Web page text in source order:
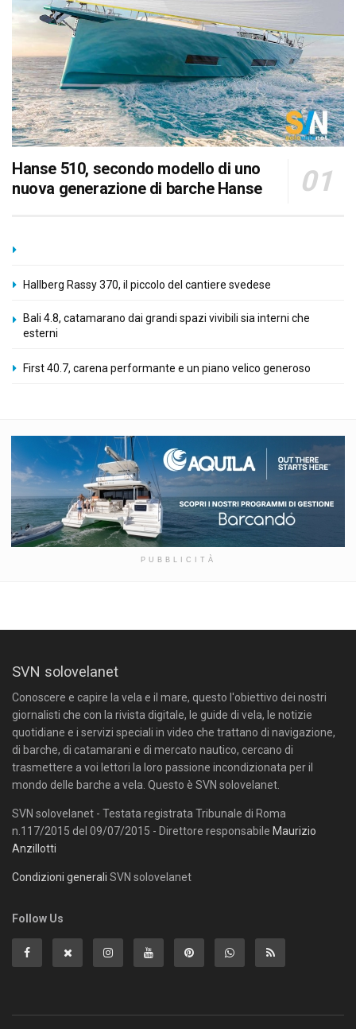
Hanse 510, secondo modello di uno
nuova generazione di barche Hanse
Hallberg Rassy 370, il piccolo del cantiere svedese
Bali 4.8, catamarano dai grandi spazi vivibili sia interni che
esterni
First 40.7, carena performante e un piano velico generoso
PUBBLICITÀ
SVN solovelanet
Conoscere e capire la vela e il mare, questo l'obiettivo dei nostri
giornalisti che con la rivista digitale, le guide di vela, le notizie
quotidiane e i servizi speciali in video che trattano di navigazione,
di barche, di catamarani e di mercato nautico, cercano di
trasmettere a voi lettori la loro passione incondizionata per il
mondo delle barche a vela. Questo è SVN solovelanet.
SVN solovelanet - Testata registrata Tribunale di Roma
n.117/2015 del 09/07/2015 - Direttore responsabile Maurizio
Anzillotti
Condizioni generali SVN solovelanet
Follow Us